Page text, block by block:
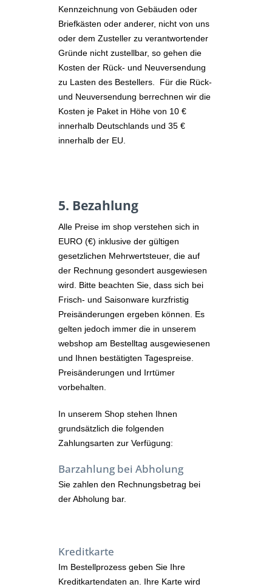
Kennzeichnung von Gebäuden oder
Briefkästen oder anderer, nicht von uns
oder dem Zusteller zu verantwortender
Gründe nicht zustellbar, so gehen die
Kosten der Rück- und Neuversendung
zu Lasten des Bestellers. Für die Rück-
und Neuversendung berrechnen wir die
Kosten je Paket in Höhe von 10 €
innerhalb Deutschlands und 35 €
innerhalb der EU.
5. Bezahlung
Alle Preise im shop verstehen sich in
EURO (€) inklusive der gültigen
gesetzlichen Mehrwertsteuer, die auf
der Rechnung gesondert ausgewiesen
wird. Bitte beachten Sie, dass sich bei
Frisch- und Saisonware kurzfristig
Preisänderungen ergeben können. Es
gelten jedoch immer die in unserem
webshop am Bestelltag ausgewiesenen
und Ihnen bestätigten Tagespreise.
Preisänderungen und Irrtümer
vorbehalten.
In unserem Shop stehen Ihnen
grundsätzlich die folgenden
Zahlungsarten zur Verfügung:
Barzahlung bei Abholung
Sie zahlen den Rechnungsbetrag bei
der Abholung bar.
Kreditkarte
Im Bestellprozess geben Sie Ihre
Kreditkartendaten an. Ihre Karte wird